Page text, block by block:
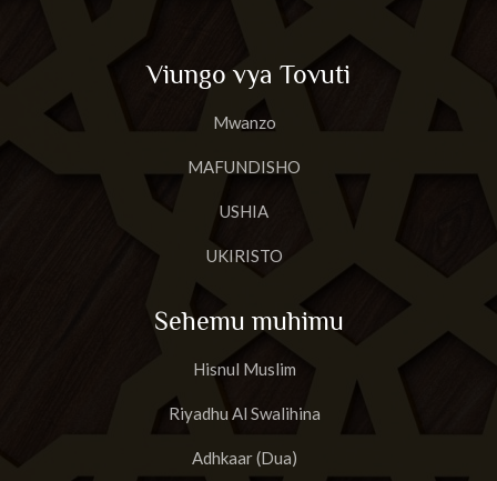
Viungo vya Tovuti
Mwanzo
MAFUNDISHO
USHIA
UKIRISTO
Sehemu muhimu
Hisnul Muslim
Riyadhu Al Swalihina
Adhkaar (Dua)